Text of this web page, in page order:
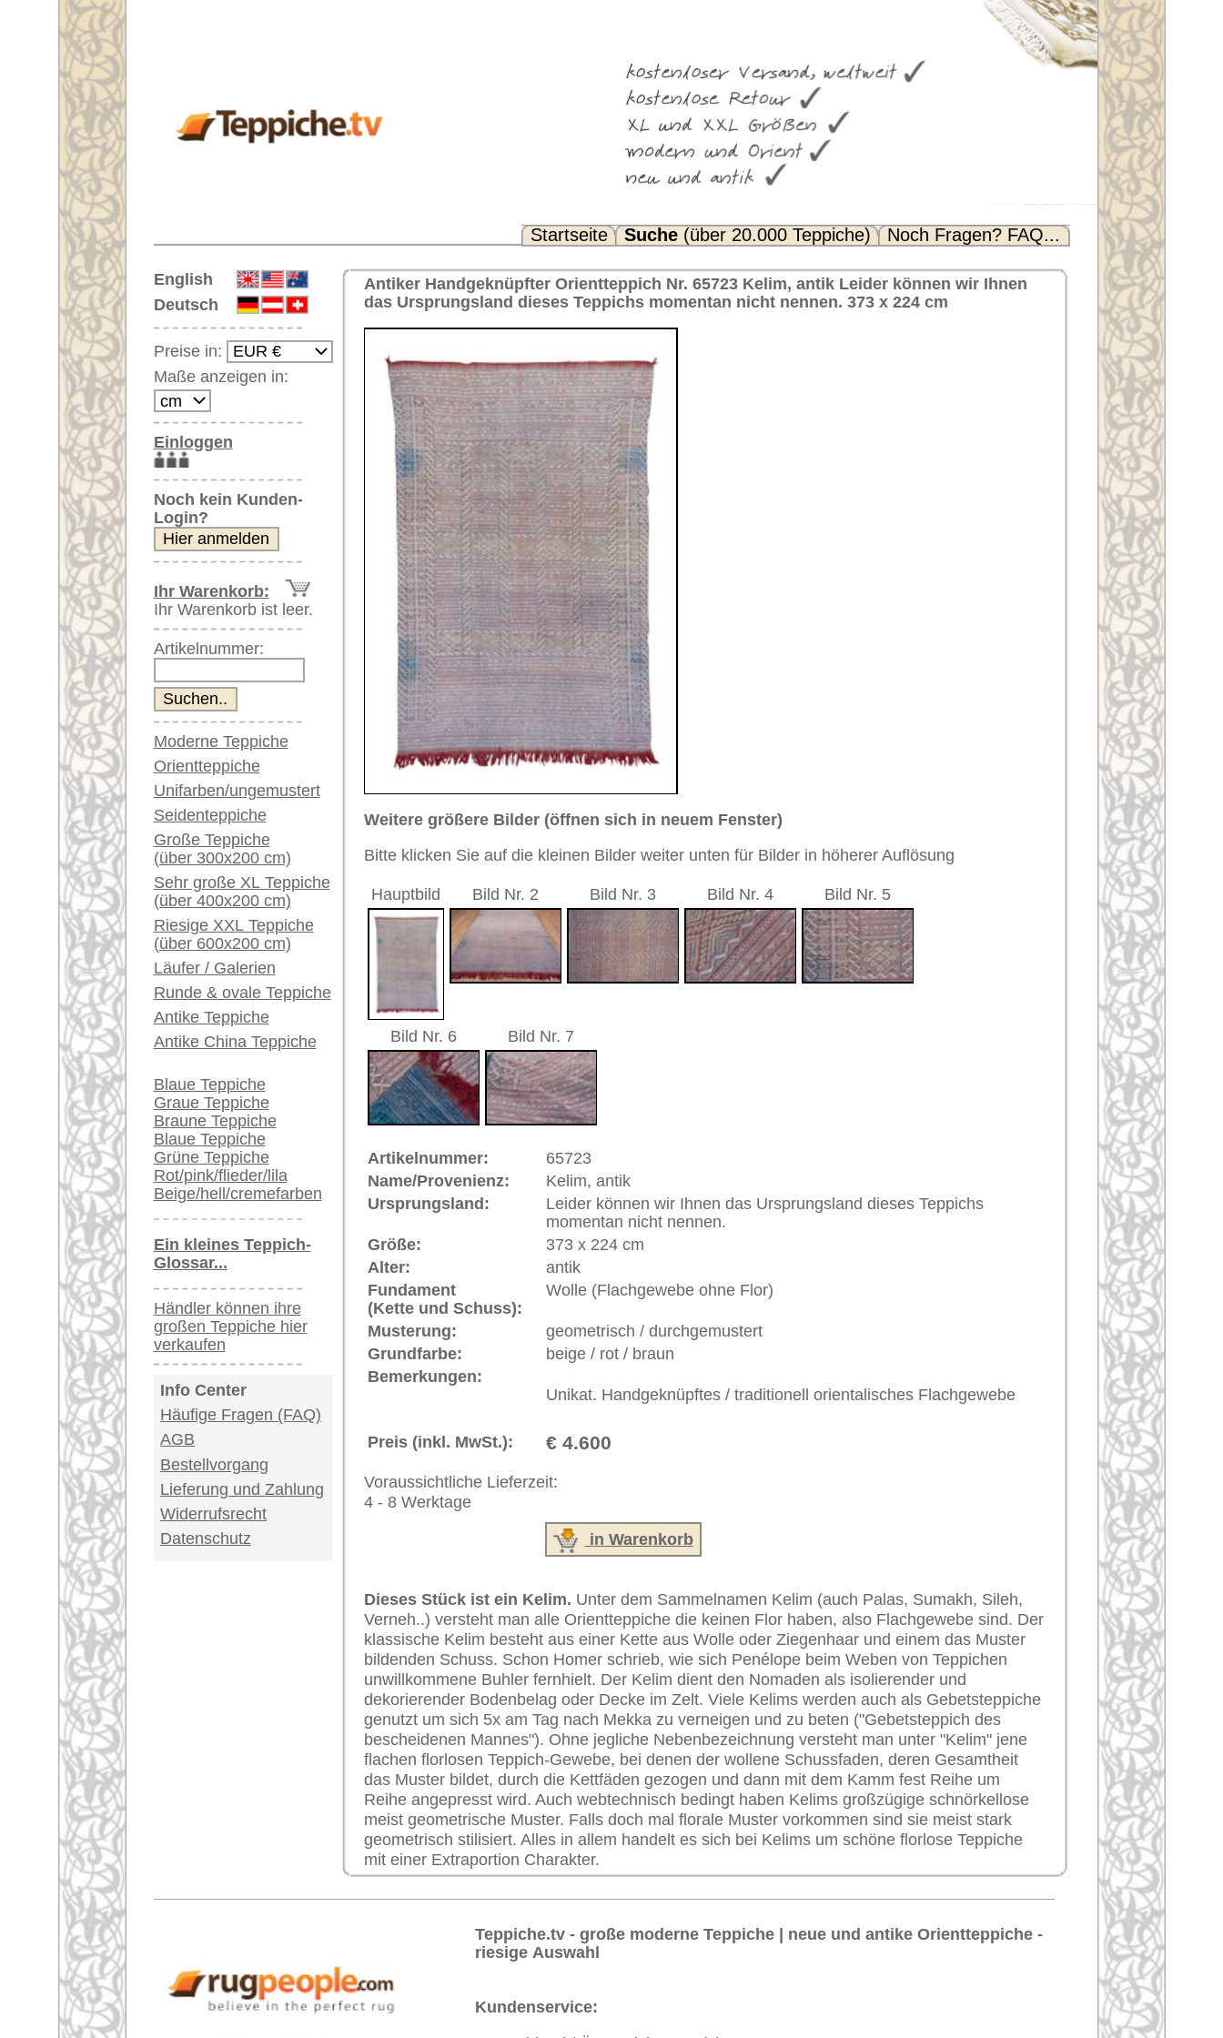
Noch Fragen? FAQ...
English
Deutsch
Preise in:
Maße anzeigen in:
Einloggen
Noch kein Kunden-
Login?
Ihr Warenkorb:
Ihr Warenkorb ist leer.
Artikelnummer:
Moderne Teppiche
Orientteppiche
Unifarben/ungemustert
Seidenteppiche
Große Teppiche
(über 300x200 cm)
Sehr große XL Teppiche
(über 400x200 cm)
Riesige XXL Teppiche
(über 600x200 cm)
Läufer / Galerien
Runde & ovale Teppiche
Antike Teppiche
Antike China Teppiche
Blaue Teppiche
Graue Teppiche
Braune Teppiche
Blaue Teppiche
Grüne Teppiche
Rot/pink/flieder/lila
Beige/hell/cremefarben
Ein kleines Teppich-
Glossar...
Händler können ihre
großen Teppiche hier
verkaufen
Info Center
Häufige Fragen (FAQ)
AGB
Bestellvorgang
Lieferung und Zahlung
Widerrufsrecht
Datenschutz
Weitere größere Bilder (öffnen sich in neuem Fenster)
Bitte klicken Sie auf die kleinen Bilder weiter unten für Bilder in höherer Auflösung
Hauptbild Bild Nr. 3 Bild Nr. 4 Bild Nr. 5
Artikelnummer:
Name/Provenienz:
Ursprungsland:
momentan nicht nennen.
373 x 224 cm
Alter:
Fundament Wolle (Flachgewebe ohne Flor)
Musterung:
geometrisch / durchgemustert
Grundfarbe:
beige / rot / braun
Bemerkungen:
Unikat. Handgeknüpftes / traditionell orientalisches Flachgewebe
Preis (inkl. MwSt.):
Voraussichtliche Lieferzeit:
4 - 8 Werktage
Dieses Stück ist ein Kelim.Unter dem Sammelnamen Kelim (auch Palas, Sumakh, Sileh,
Verneh..) versteht man alle Orientteppiche die keinen Flor haben, also Flachgewebe sind. Der
klassische Kelim besteht aus einer Kette aus Wolle oder Ziegenhaar und einem das Muster
bildenden Schuss. Schon Homer schrieb, wie sich Penélope beim Weben von Teppichen
unwillkommene Buhler fernhielt. Der Kelim dient den Nomaden als isolierender und
dekorierender Bodenbelag oder Decke im Zelt. Viele Kelims werden auch als Gebetsteppiche
genutzt um sich 5x am Tag nach Mekka zu verneigen und zu beten ("Gebetsteppich des
bescheidenen Mannes"). Ohne jegliche Nebenbezeichnung versteht man unter "Kelim" jene
flachen florlosen Teppich-Gewebe, bei denen der wollene Schussfaden, deren Gesamtheit
das Muster bildet, durch die Kettfäden gezogen und dann mit dem Kamm fest Reihe um
Reihe angepresst wird. Auch webtechnisch bedingt haben Kelims großzügige schnörkellose
meist geometrische Muster. Falls doch mal florale Muster vorkommen sind sie meist stark
geometrisch stilisiert. Alles in allem handelt es sich bei Kelims um schöne florlose Teppiche
mit einer Extraportion Charakter.
Teppiche.tv - große moderne Teppiche | neue und antike Orientteppiche -
riesige Auswahl
Kundenservice:
Deutschland / Österreich: +49 (0)40 450 4102
United Kingdom: +44 (0)20 7183 4544
USA / Canada: +1 646-688-1335
Impressum| Kontakt |Geschäftsbedingungen